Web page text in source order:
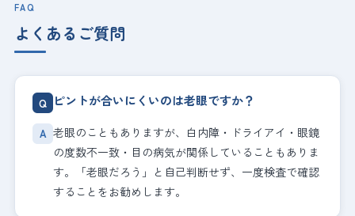
FAQ
よくあるご質問
ピントが合いにくいのは老眼ですか？
老眼のこともありますが、白内障・ドライアイ・眼鏡
の度数不一致・目の病気が関係していることもありま
す。「老眼だろう」と自己判断せず、一度検査で確認
することをお勧めします。